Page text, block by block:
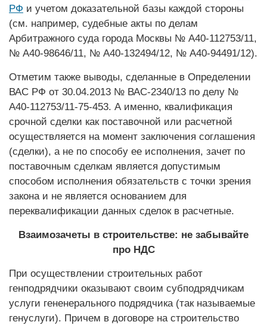
РФ и учетом доказательной базы каждой стороны
(см. например, судебные акты по делам
Арбитражного суда города Москвы № А40-112753/11,
№ А40-98646/11, № А40-132494/12, № А40-94491/12).
Отметим также выводы, сделанные в Определении
ВАС РФ от 30.04.2013 № ВАС-2340/13 по делу №
А40-112753/11-75-453. А именно, квалификация
срочной сделки как поставочной или расчетной
осуществляется на момент заключения соглашения
(сделки), а не по способу ее исполнения, зачет по
поставочным сделкам является допустимым
способом исполнения обязательств с точки зрения
закона и не является основанием для
переквалификации данных сделок в расчетные.
Взаимозачеты в строительстве: не забывайте
про НДС
При осуществлении строительных работ
генподрядчики оказывают своим субпод­рядчикам
услуги гененерального подрядчика (так называемые
генуслуги). Причем в договоре на строительство